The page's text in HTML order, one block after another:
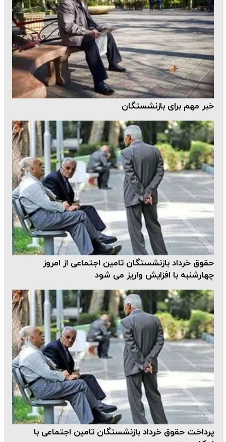
خبر مهم برای بازنشستگان
حقوق خرداد بازنشستگان تامین اجتماعی از امروز
چهارشنبه با افزایش واریز می شود
پرداخت حقوق خرداد بازنشستگان تامین اجتماعی با